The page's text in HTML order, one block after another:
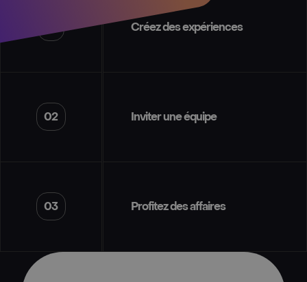
02
03
Créez des expériences
Inviter une équipe
Profitez des affaires